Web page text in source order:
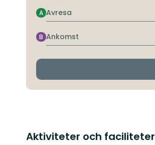
Avresa
A
Ankomst
B
Aktiviteter och faciliteter